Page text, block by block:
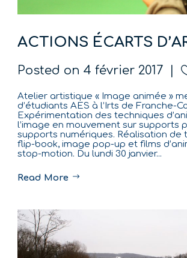
ACTIONS ÉCARTS
Posted on 4 février 2017
Atelier artistique « Image animée »
d’étudiants AES à l’Irts de Franche-
Expérimentation des techniques
l’image en mouvement sur supports
supports numériques. Réalisation de
flip-book, image pop-up et films
stop-motion. Du lundi 30 janvier...
Read More